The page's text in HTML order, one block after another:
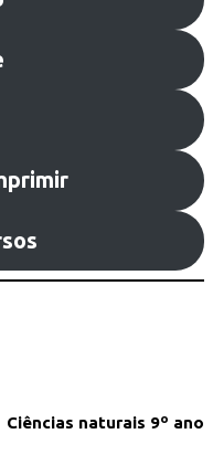
Ciências naturais 9º ano